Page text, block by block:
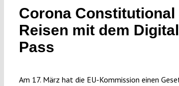
Corona Constitutional
Reisen mit dem
Pass
Am 17. März hat die EU-Kommission einen